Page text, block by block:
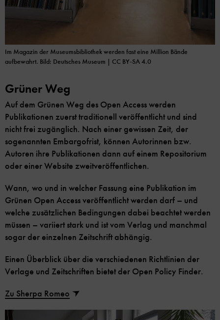
Im Magazin der Museumsbibliothek werden fast eine Million Bände
aufbewahrt. Bild: Deutsches Museum | CC BY-SA 4.0
Grüner Weg
Auf dem Grünen Weg des Open Access werden
Publikationen zuerst traditionell veröffentlicht und sind
nicht frei zugänglich. Nach einer gewissen Zeit, der
sogenannten Embargofrist, können Autorinnen bzw.
Autoren ihre Publikationen dann auf einem Repositorium
oder einer Website zweitveröffentlichen.
Wann, wo und in welcher Fassung eine Publikation im
Grünen Open Access veröffentlicht werden darf – und
welche zusätzlichen Bedingungen dabei beachtet werden
müssen – variiert stark und ist vom Verlag und manchmal
sogar der einzelnen Zeitschrift abhängig.
Einen Überblick über die verschiedenen Richtlinien der
Verlage und Zeitschriften bietet der Open Policy Finder.
Zu Sherpa Romeo